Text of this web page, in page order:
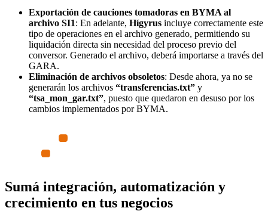
Exportación de cauciones tomadoras en BYMA al
archivo SI1: En adelante, Hígyrus incluye correctamente este
tipo de operaciones en el archivo generado, permitiendo su
liquidación directa sin necesidad del proceso previo del
conversor. Generado el archivo, deberá importarse a través del
GARA.
Eliminación de archivos obsoletos: Desde ahora, ya no se
generarán los archivos “transferencias.txt” y
“tsa_mon_gar.txt”, puesto que quedaron en desuso por los
cambios implementados por BYMA.
Sumá integración, automatización y
crecimiento en tus negocios